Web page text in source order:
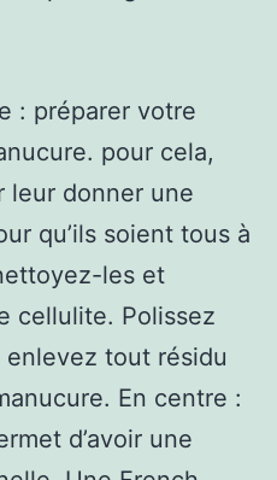
: préparer votre
pour cela,
leur donner une
qu’ils soient tous à
les et
cellulite. Polissez
tout résidu
En centre :
d’avoir une